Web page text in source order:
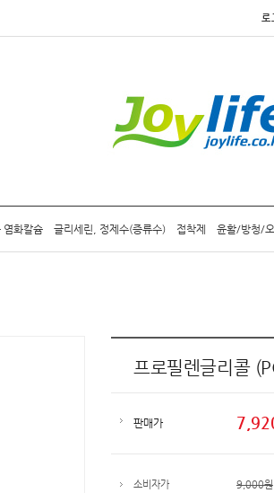
로
염화칼슘 글리세린, 정제수(증류수) 접착제 윤활/방청/
프로필렌글리콜
판매가
소비자가 9,000원